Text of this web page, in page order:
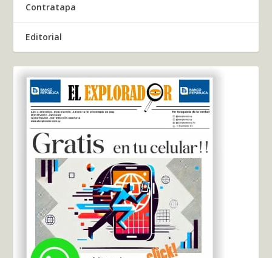
Contratapa
Editorial